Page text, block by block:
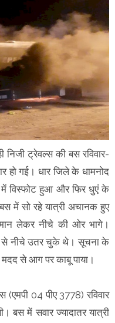
ट्रेवल्स की बस रविवार-
हो गई। धार जिले के धामनोद
विस्फोट हुआ और फिर धुएं के
में सो रहे यात्री अचानक हुए
लेकर नीचे की ओर भागे।
से नीचे उतर चुके थे। सूचना के
मदद से आग पर काबू पाया।
04 पीए 3778) रविवार
बस में सवार ज्यादातर यात्री